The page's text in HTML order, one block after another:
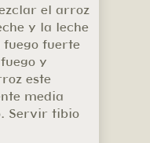
el arroz
y la leche
fuerte
y
este
media
Servir tibio